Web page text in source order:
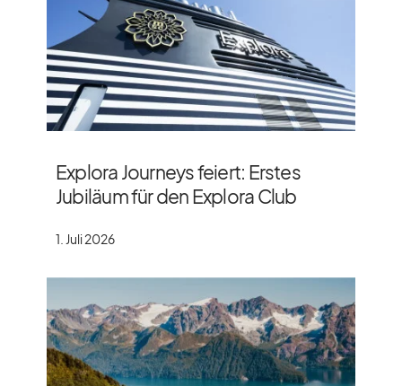
Explora Journeys feiert: Erstes
Jubiläum für den Explora Club
1. Juli 2026